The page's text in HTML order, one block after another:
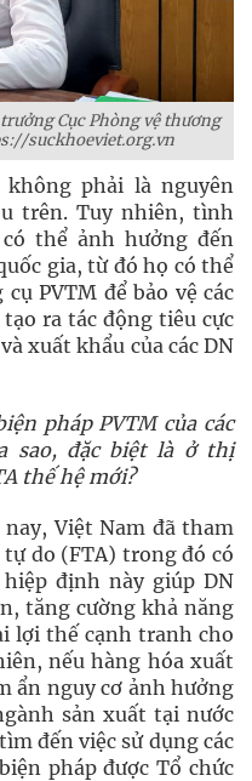
Cục Phòng vệ thương
suckhoeviet.org.vn
không phải là nguyên
trên. Tuy nhiên, tình
thể ảnh hưởng đến
gia, từ đó họ có thể
PVTM để bảo vệ các
ra tác động tiêu cực
xuất khẩu của các DN
pháp PVTM của các
sao, đặc biệt là ở thị
thế hệ mới?
nay, Việt Nam đã tham
do (FTA) trong đó có
định này giúp DN
tăng cường khả năng
lợi thế cạnh tranh cho
nếu hàng hóa xuất
ẩn nguy cơ ảnh hưởng
sản xuất tại nước
đến việc sử dụng các
pháp được Tổ chức